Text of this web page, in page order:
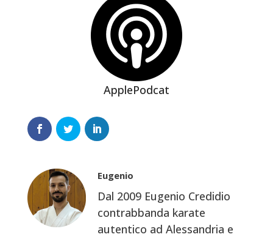
ApplePodcat
Eugenio
Dal 2009 Eugenio Credidio
contrabbanda karate
autentico ad Alessandria e